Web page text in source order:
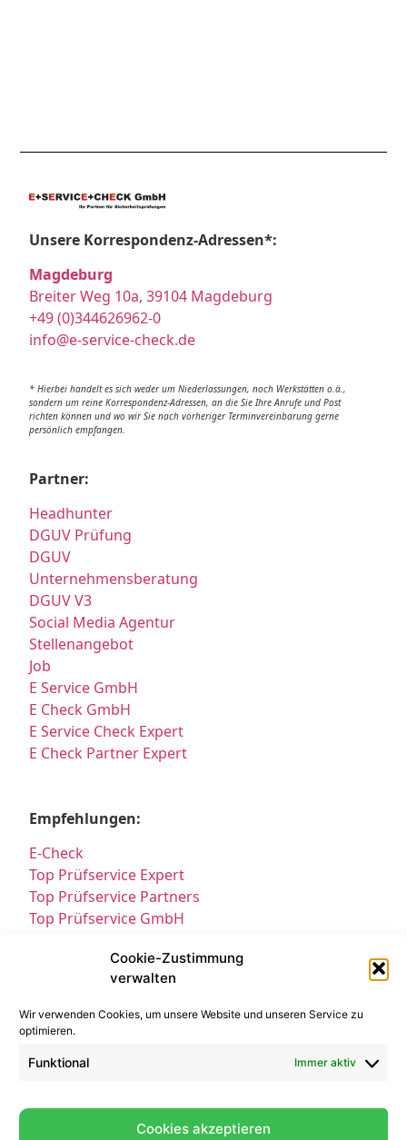
Cookie-Zustimmung
verwalten
Wir verwenden Cookies, um unsere Website und unseren Service zu
optimieren.
Funktional Immer aktiv
Cookies akzeptieren
Unsere Korrespondenz-Adressen*:
Magdeburg
Breiter Weg 10a, 39104 Magdeburg
+49 (0)344626962-0
info@e-service-check.de
* Hierbei handelt es sich weder um Niederlassungen, noch Werkstätten o.ä.,
sondern um reine Korrespondenz-Adressen, an die Sie Ihre Anrufe und Post
richten können und wo wir Sie nach vorheriger Terminvereinbarung gerne
persönlich empfangen.
Partner:
Headhunter
DGUV Prüfung
DGUV
Unternehmensberatung
DGUV V3
Social Media Agentur
Stellenangebot
Job
E Service GmbH
E Check GmbH
E Service Check Expert
E Check Partner Expert
Empfehlungen:
E-Check
Top Prüfservice Expert
Top Prüfservice Partners
Top Prüfservice GmbH
Sicherheitsprüfungen Partners
Sicherheitsprüfungen Expert
Prüfung E-Check Expert
Prüfung elektrischer Anlagen